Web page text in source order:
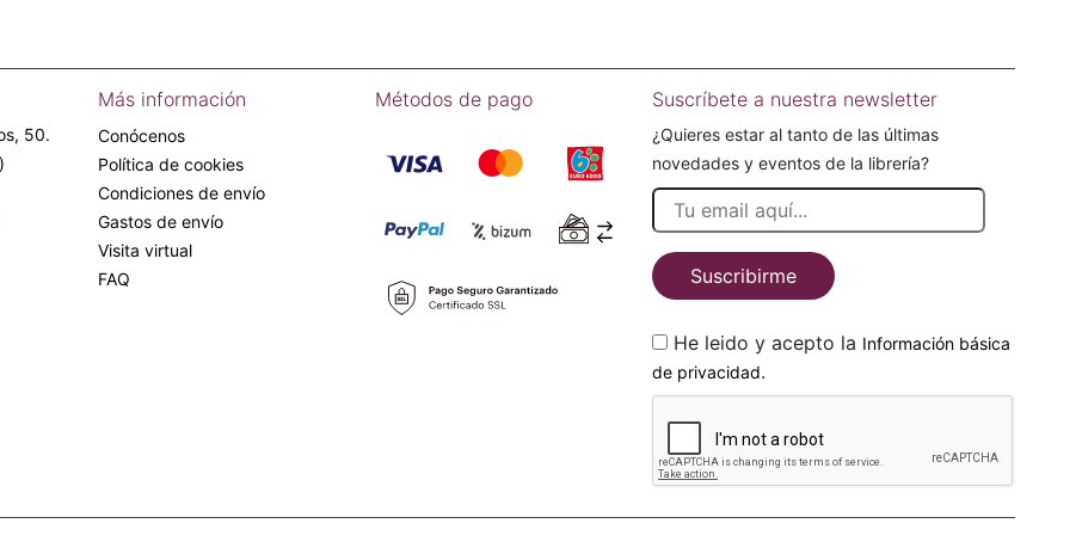
50.
Más información
Conócenos
Política de cookies
Condiciones de envío
Gastos de envío
Visita virtual
FAQ
Métodos de pago Suscríbete a nuestra newsletter
¿Quieres estar al tanto de las últimas
novedades y eventos de la librería?
Suscribirme
He leido y acepto la Información básica
de privacidad.